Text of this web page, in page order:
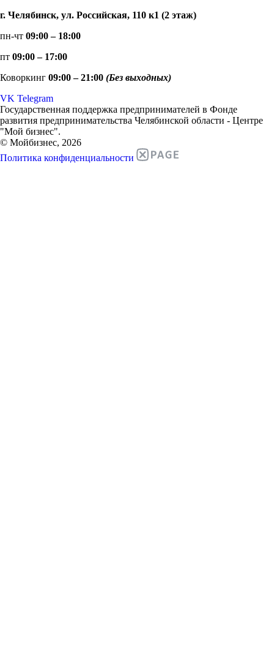
г. Челябинск, ул. Российская, 110 к1 (2 этаж)
пн-чт 09:00 – 18:00
пт 09:00 – 17:00
Коворкинг 09:00 – 21:00 (Без выходных)
VK Telegram
Государственная поддержка предпринимателей в Фонде
развития предпринимательства Челябинской области - Центре
"Мой бизнес".
© Мойбизнес, 2026
Политика конфиденциальности